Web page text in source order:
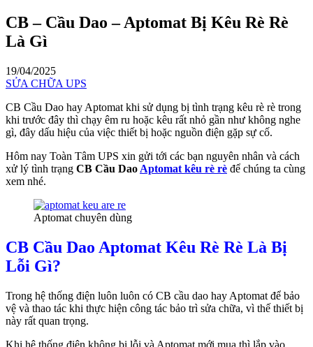
CB – Cầu Dao – Aptomat Bị Kêu Rè Rè
Là Gì
19/04/2025
SỬA CHỮA UPS
CB Cầu Dao hay Aptomat khi sử dụng bị tình trạng kêu rè rè trong
khi trước đây thì chạy êm ru hoặc kêu rất nhỏ gần như không nghe
gì, đây dấu hiệu của việc thiết bị hoặc nguồn điện gặp sự cố.
Hôm nay Toàn Tâm UPS xin gửi tới các bạn nguyên nhân và cách
xử lý tình trạng CB Cầu Dao Aptomat kêu rè rè để chúng ta cùng
xem nhé.
Aptomat chuyên dùng
CB Cầu Dao Aptomat Kêu Rè Rè Là Bị
Lỗi Gì?
Trong hệ thống điện luôn luôn có CB cầu dao hay Aptomat để bảo
vệ và thao tác khi thực hiện công tác bảo trì sửa chữa, vì thế thiết bị
này rất quan trọng.